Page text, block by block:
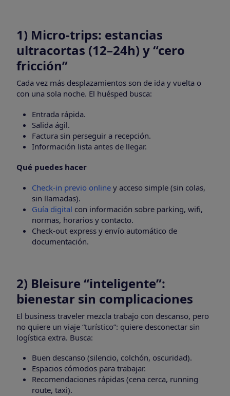
1) Micro-trips: estancias
ultracortas (12–24h) y “cero
fricción”
Cada vez más desplazamientos son de ida y vuelta o
con una sola noche. El huésped busca:
Entrada rápida.
Salida ágil.
Factura sin perseguir a recepción.
Información lista antes de llegar.
Qué puedes hacer
Check-in previo online y acceso simple (sin colas,
sin llamadas).
Guía digital con información sobre parking, wifi,
normas, horarios y contacto.
Check-out express y envío automático de
documentación.
2) Bleisure “inteligente”:
bienestar sin complicaciones
El business traveler mezcla trabajo con descanso, pero
no quiere un viaje “turístico”: quiere desconectar sin
logística extra. Busca:
Buen descanso (silencio, colchón, oscuridad).
Espacios cómodos para trabajar.
Recomendaciones rápidas (cena cerca, running
route, taxi).